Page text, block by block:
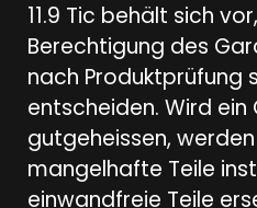
11.9 Tic behält sich
Berechtigung des
nach Produktprüfung
entscheiden. Wird
gutgeheissen,
mangelhafte Teile
einwandfreie Teile